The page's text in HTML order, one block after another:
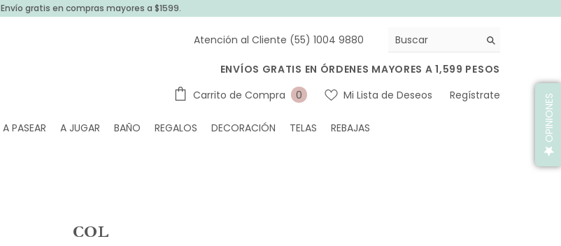
Envío gratis en compras mayores a $1599.
Atención al Cliente (55) 1004 9880
ENVÍOS GRATIS EN ÓRDENES MAYORES A 1,599 PESOS
Carrito de Compra
0 0
Mi Lista de Deseos Regístrate
A PASEAR A JUGAR BAÑO REGALOS DECORACIÓN TELAS REBAJAS
COL
OPINIONES